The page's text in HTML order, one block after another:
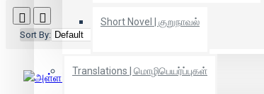
Short Novel | குறுநாவல்
Translations | மொழிபெயர்ப்புகள்
Sort By: